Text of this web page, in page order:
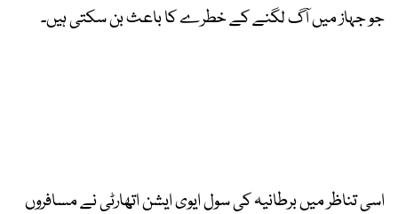
جو جہاز میں آگ لگنے کے خطرے کا باعث بن سکتی ہیں۔
اسی تناظر میں برطانیہ کی سول ایوی ایشن اتھارٹی نے مسافروں